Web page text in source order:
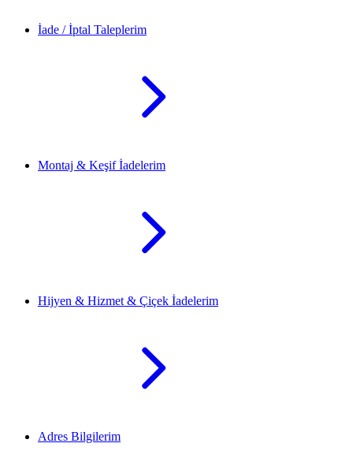
İade / İptal Taleplerim
Montaj & Keşif İadelerim
Hijyen & Hizmet & Çiçek İadelerim
Adres Bilgilerim